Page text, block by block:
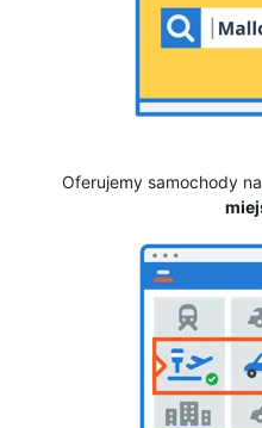
Oferujemy samochody